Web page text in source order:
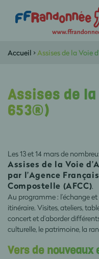
Accueil >Assises de la Voie
Assises de la
653®)
Les 13 et 14 mars de
Assises de la Voie
par l’Agence
Compostelle (AFCC).
Au programme : l’échange
itinéraire. Visites, ateliers,
concert et d’aborder
culturelle, le patrimoine, la
Vers de nouveaux